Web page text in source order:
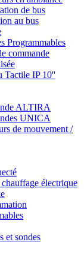
de bus
au bus
Programmables
commande
Tactile IP 10''
ALTIRA
UNICA
de mouvement /
électrique
et sondes